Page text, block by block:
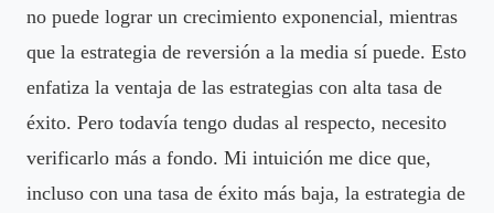
no puede lograr un crecimiento exponencial, mientras
que la estrategia de reversión a la media sí puede. Esto
enfatiza la ventaja de las estrategias con alta tasa de
éxito. Pero todavía tengo dudas al respecto, necesito
verificarlo más a fondo. Mi intuición me dice que,
incluso con una tasa de éxito más baja, la estrategia de